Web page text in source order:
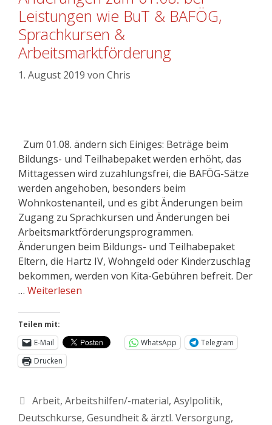
Leistungen wie BuT & BAFÖG,
Sprachkursen &
Arbeitsmarktförderung
1. August 2019 von Chris
Zum 01.08. ändern sich Einiges: Beträge beim
Bildungs- und Teilhabepaket werden erhöht, das
Mittagessen wird zuzahlungsfrei, die BAFÖG-Sätze
werden angehoben, besonders beim
Wohnkostenanteil, und es gibt Änderungen beim
Zugang zu Sprachkursen und Änderungen bei
Arbeitsmarktförderungsprogrammen.
Änderungen beim Bildungs- und Teilhabepaket
Eltern, die Hartz IV, Wohngeld oder Kinderzuschlag
bekommen, werden von Kita-Gebühren befreit. Der
… Weiterlesen
Teilen mit:
E-Mail
WhatsApp
Telegram
Drucken
Arbeit, Arbeitshilfen/-material, Asylpolitik,
Deutschkurse, Gesundheit & ärztl. Versorgung,